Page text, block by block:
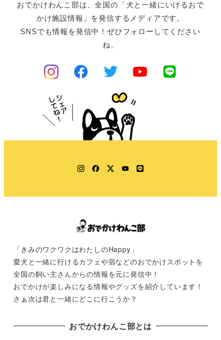
おでかけわんこ部は、全国の「犬と一緒にいけるおで
かけ施設情報」を発信するメディアです。
SNSでも情報を発信中！ぜひフォローしてください
ね。
Instagram
Facebook
TwitterYouTube
LINE
「きみのワクワクはわたしのHappy」
愛犬と一緒に行けるカフェや宿などのおでかけスポットを
全国の飼い主さんからの情報を元に発信中！
おでかけが楽しみになる情報やグッズを紹介しています！
さぁ次は君と一緒にどこに行こうか？
おでかけわんこ部とは